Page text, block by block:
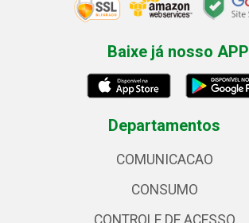
Baixe já nosso APP
Departamentos
COMUNICACAO
CONSUMO
CONTROLE DE ACESSO